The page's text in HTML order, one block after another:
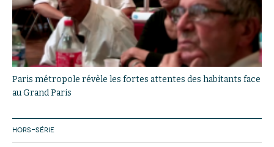
Paris métropole révèle les fortes attentes des habitants face
au Grand Paris
HORS-SÉRIE